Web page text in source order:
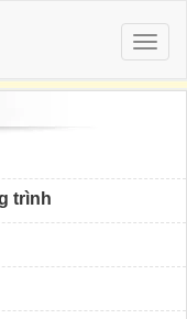
trình